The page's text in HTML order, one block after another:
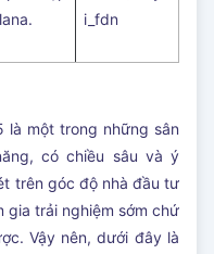
i_fdn
là một trong những sân
có chiều sâu và ý
trên góc độ nhà đầu tư
gia trải nghiệm sớm chứ
Vậy nên, dưới đây là